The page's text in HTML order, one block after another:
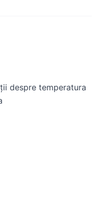
despre temperatura